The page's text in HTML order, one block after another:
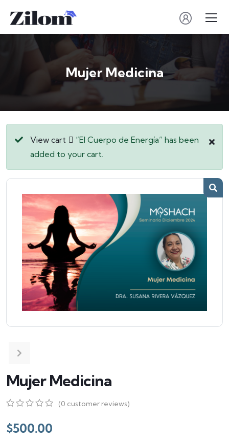
Mujer Medicina
View cart
“El Cuerpo de Energía” has been
added to your cart.
Mujer Medicina
out
of
(0 customer reviews)
$500.00